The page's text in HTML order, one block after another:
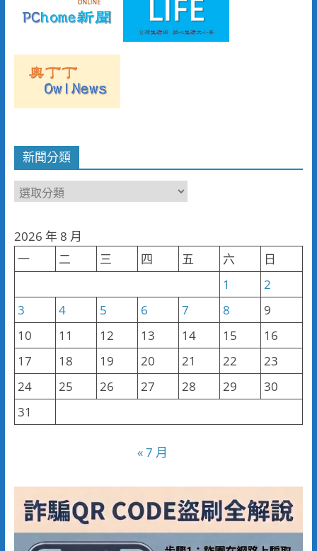
新聞分類
新
類
2026 年 8 月
一
二 三 四 五 六
日
1
2
3
4 5 6 7 8
9
10
11 12 13 14 15
16
17
18 19 20 21 22
23
24
25 26 27 28 29
30
31
« 7 月